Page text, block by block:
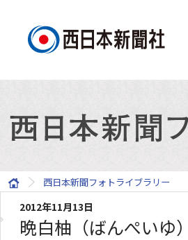
西日本新聞フォトライブラリー
2012年11月13日
晩白柚（ばんぺいゆ